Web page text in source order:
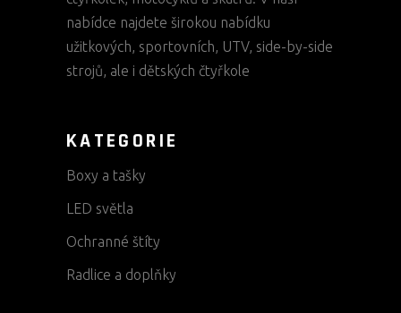
nabídce najdete širokou nabídku
užitkových, sportovních, UTV, side-by-side
strojů, ale i dětských čtyřkole
KATEGORIE
Boxy a tašky
LED světla
Ochranné štíty
Radlice a doplňky